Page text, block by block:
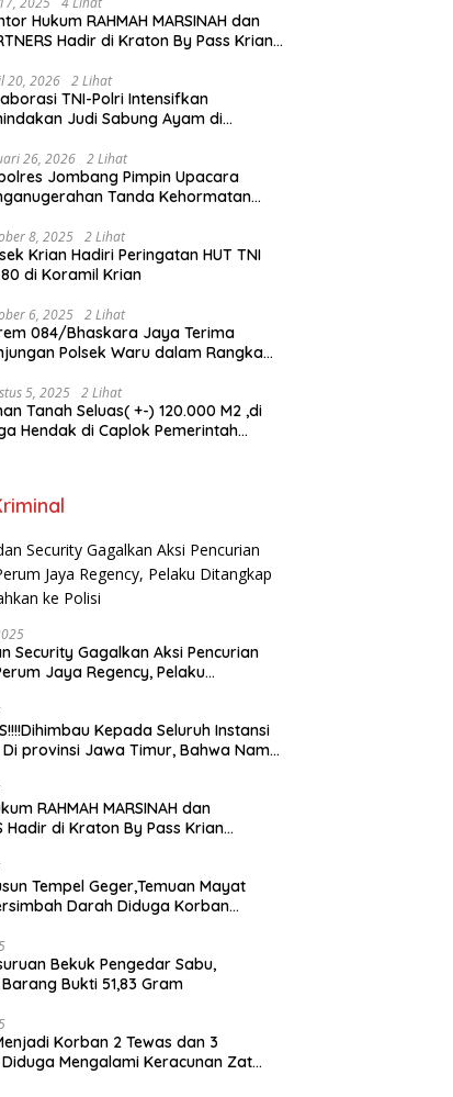
Hukum RAHMAH MARSINAH dan
Hadir di Kraton By Pass Krian
20, 2026 2 Lihat
TNI-Polri Intensifkan
Judi Sabung Ayam di
26, 2026 2 Lihat
Jombang Pimpin Upacara
Tanda Kehormatan
8, 2025 2 Lihat
Krian Hadiri Peringatan HUT TNI
di Koramil Krian
6, 2025 2 Lihat
084/Bhaskara Jaya Terima
Polsek Waru dalam Rangka
5, 2025 2 Lihat
Tanah Seluas( +-) 120.000 M2 ,di
Hendak di Caplok Pemerintah
Security Gagalkan Aksi Pencurian
Jaya Regency, Pelaku
Kepada Seluruh Instansi
provinsi Jawa Timur, Bahwa Nama
RAHMAH MARSINAH dan
Hadir di Kraton By Pass Krian
Tempel Geger,Temuan Mayat
Darah Diduga Korban
Bekuk Pengedar Sabu,
Bukti 51,83 Gram
Korban 2 Tewas dan 3
Diduga Mengalami Keracunan Zat